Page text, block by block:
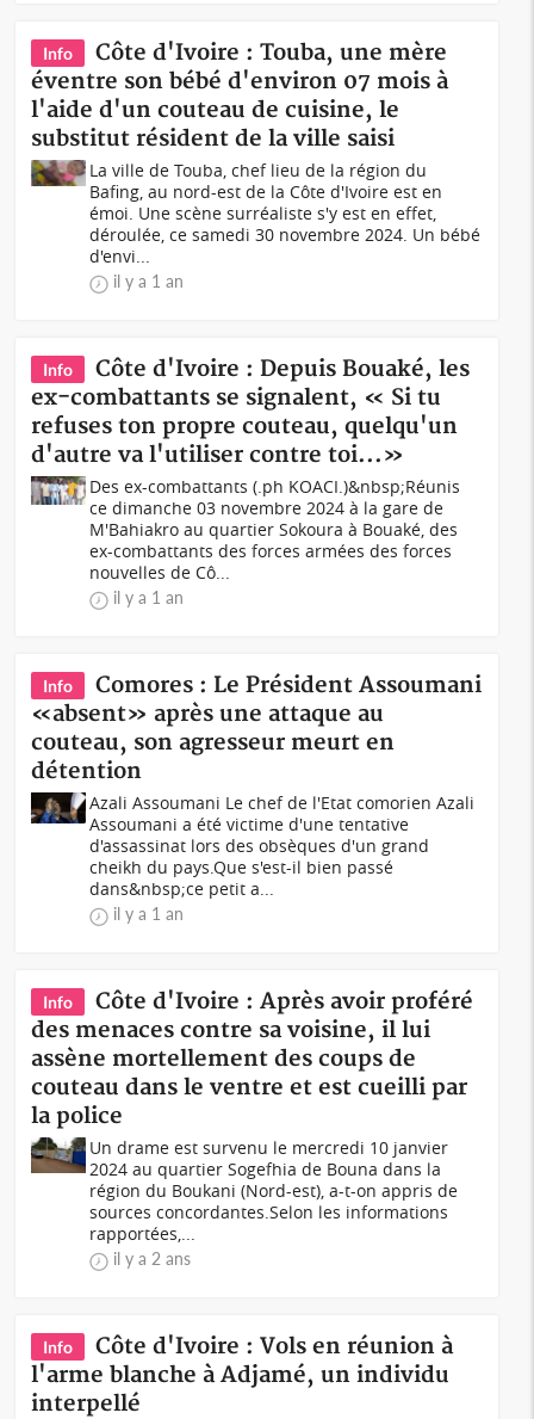
Info
Côte d'Ivoire : Touba, une mère
éventre son bébé d'environ 07 mois à
l'aide d'un couteau de cuisine, le
substitut résident de la ville saisi
La ville de Touba, chef lieu de la région du
Bafing, au nord-est de la Côte d'Ivoire est en
émoi. Une scène surréaliste s'y est en effet,
déroulée, ce samedi 30 novembre 2024. Un bébé
d'envi...
il y a 1 an
Info
Côte d'Ivoire : Depuis Bouaké, les
ex-combattants se signalent, « Si tu
refuses ton propre couteau, quelqu'un
d'autre va l'utiliser contre toi...»
Des ex-combattants (.ph KOACI.)&nbsp;Réunis
ce dimanche 03 novembre 2024 à la gare de
M'Bahiakro au quartier Sokoura à Bouaké, des
ex-combattants des forces armées des forces
nouvelles de Cô...
il y a 1 an
Info
Comores : Le Président Assoumani
«absent» après une attaque au
couteau, son agresseur meurt en
détention
Azali Assoumani Le chef de l'Etat comorien Azali
Assoumani a été victime d'une tentative
d'assassinat lors des obsèques d'un grand
cheikh du pays.Que s'est-il bien passé
dans&nbsp;ce petit a...
il y a 1 an
Info
Côte d'Ivoire : Après avoir proféré
des menaces contre sa voisine, il lui
assène mortellement des coups de
couteau dans le ventre et est cueilli par
la police
Un drame est survenu le mercredi 10 janvier
2024 au quartier Sogefhia de Bouna dans la
région du Boukani (Nord-est), a-t-on appris de
sources concordantes.Selon les informations
rapportées,...
il y a 2 ans
Info
Côte d'Ivoire : Vols en réunion à
l'arme blanche à Adjamé, un individu
interpellé